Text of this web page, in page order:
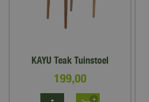
KAYU Teak Tuinstoel
199,00